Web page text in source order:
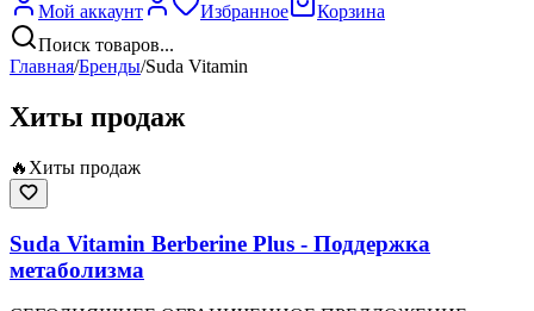
Мой аккаунт Избранное
Корзина
Поиск товаров...
Главная/Бренды/Suda Vitamin
Хиты продаж
🔥 Хиты продаж
Suda Vitamin Berberine Plus - Поддержка
метаболизма